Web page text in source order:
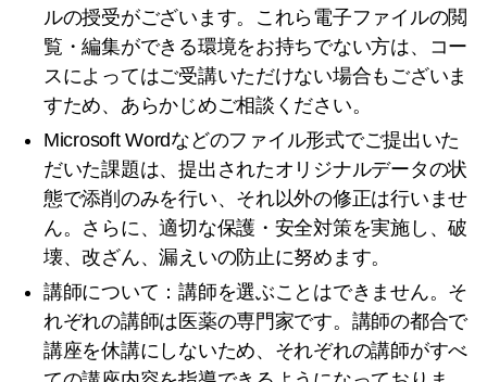
ルの授受がございます。これら電子ファイルの閲
覧・編集ができる環境をお持ちでない方は、コー
スによってはご受講いただけない場合もございま
すため、あらかじめご相談ください。
Microsoft Wordなどのファイル形式でご提出いた
だいた課題は、提出されたオリジナルデータの状
態で添削のみを行い、それ以外の修正は行いませ
ん。さらに、適切な保護・安全対策を実施し、破
壊、改ざん、漏えいの防止に努めます。
講師について：講師を選ぶことはできません。そ
れぞれの講師は医薬の専門家です。講師の都合で
講座を休講にしないため、それぞれの講師がすべ